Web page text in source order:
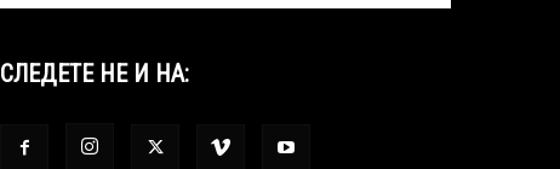
СЛЕДЕТЕ НЕ И НА: